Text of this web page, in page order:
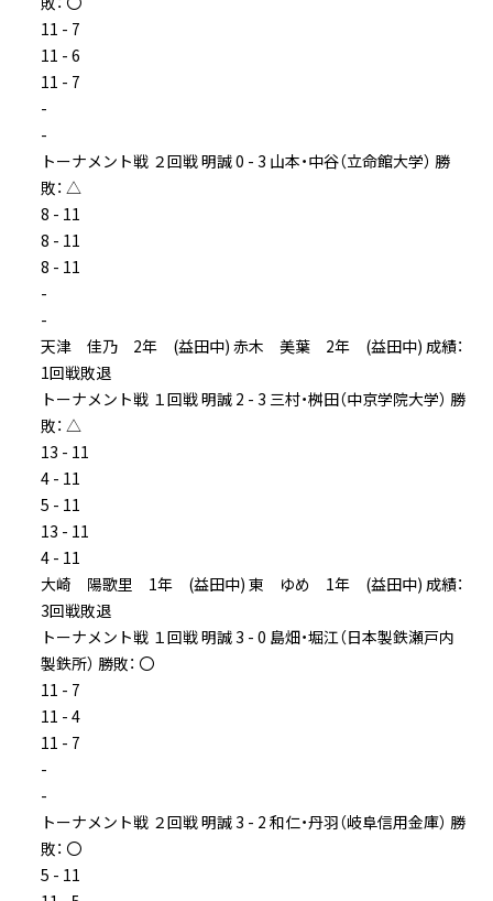
11 - 7
11 - 6
11 - 7
-
-
トーナメント戦 ２回戦 明誠 0 - 3 山本・中谷（立命館大学） 勝
敗： △
8 - 11
8 - 11
8 - 11
-
-
天津 佳乃 2年 (益田中) 赤木 美葉 2年 (益田中) 成績：
1回戦敗退
トーナメント戦 １回戦 明誠 2 - 3 三村・桝田（中京学院大学） 勝
敗： △
13 - 11
4 - 11
5 - 11
13 - 11
4 - 11
大崎 陽歌里 1年 (益田中) 東 ゆめ 1年 (益田中) 成績：
3回戦敗退
トーナメント戦 １回戦 明誠 3 - 0 島畑・堀江（日本製鉄瀬戸内
製鉄所） 勝敗： 〇
11 - 7
11 - 4
11 - 7
-
-
トーナメント戦 ２回戦 明誠 3 - 2 和仁・丹羽（岐阜信用金庫） 勝
敗： 〇
5 - 11